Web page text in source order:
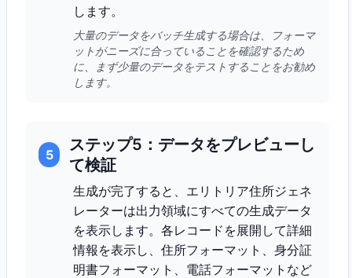
します。
大量のデータをバッチ生成する場合は、フォーマ
ットがニーズに合っていることを確認するため
に、まず少量のデータをテストすることをお勧め
します。
5
ステップ5：データをプレビューし
て検証
生成が完了すると、エリトリア住所ジェネ
レーターは出力領域にすべての生成データ
を表示します。各レコードを展開して詳細
情報を表示し、住所フォーマット、身分証
明書フォーマット、電話フォーマットなど